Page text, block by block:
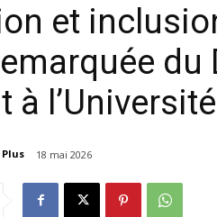
et
du
à
18 mai 2026